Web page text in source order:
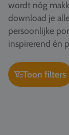
Contact
076 522 30 57
Klantportaal
wordt nóg
download je
persoonlijke
inspirerend én
Toon filters